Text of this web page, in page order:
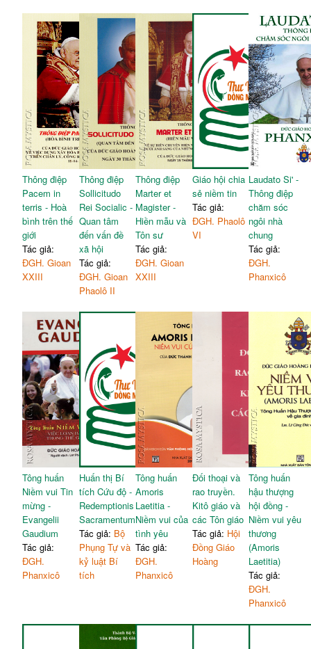
Thông điệp
Pacem in
terris - Hoà
bình trên thế
giới
Tác giả:
ĐGH. Gioan
XXIII
Thông điệp
Sollicitudo
Rei Socialic -
Quan tâm
đến vấn đề
xã hội
Tác giả:
ĐGH. Gioan
Phaolô II
Thông điệp
Marter et
Magister -
Hiền mẫu và
Tôn sư
Tác giả:
ĐGH. Gioan
XXIII
Giáo hội chia
sẻ niềm tin
Tác giả:
ĐGH. Phaolô
VI
Laudato Si' -
Thông điệp
chăm sóc
ngôi nhà
chung
Tác giả:
ĐGH.
Phanxicô
Tông huấn
Niềm vui Tin
mừng -
Evangelii
Gaudium
Tác giả:
ĐGH.
Phanxicô
Huấn thị Bí
tích Cứu độ -
Redemptionis
Sacramentum
Tác giả: Bộ
Phụng Tự và
kỷ luật Bí
tích
Tông huấn
Amoris
Laetitia -
Niềm vui của
tình yêu
Tác giả:
ĐGH.
Phanxicô
Đối thoại và
rao truyền.
Kitô giáo và
các Tôn giáo
Tác giả: Hội
Đồng Giáo
Hoàng
Tông huấn
hậu thượng
hội đồng -
Niềm vui yêu
thương
(Amoris
Laetitia)
Tác giả:
ĐGH.
Phanxicô